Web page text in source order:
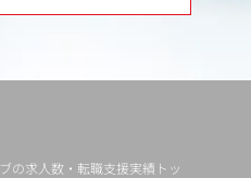
の求人数・転職支援実績トッ